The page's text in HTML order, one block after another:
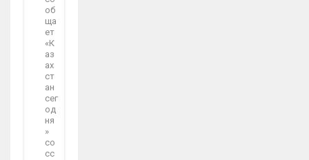
об
ща
ет
«К
аз
ах
ст
ан
сег
од
ня
»
со
сс